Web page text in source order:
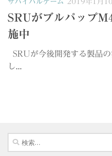
サバイバルゲーム 2019年1月10
SRUがブルパップ
施中
SRUが今後開発する製品
し...
検
索: